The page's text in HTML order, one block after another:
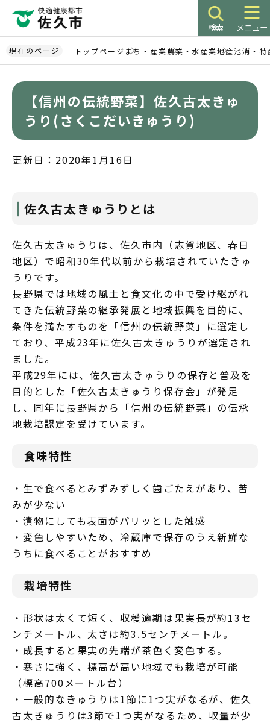
ペ
ー
ジ
検索 メニュー
現在のページ トップページ まち・産業農業・水産業地産池消・特
【信州の伝統野菜】佐久古太きゅ
うり(さくこだいきゅうり)
更新日：2020年1月16日
佐久古太きゅうりとは
佐久古太きゅうりは、佐久市内（志賀地区、春日
地区）で昭和30年代以前から栽培されていたきゅ
うりです。
長野県では地域の風土と食文化の中で受け継がれ
てきた伝統野菜の継承発展と地域振興を目的に、
条件を満たすものを「信州の伝統野菜」に選定し
ており、平成23年に佐久古太きゅうりが選定され
ました。
平成29年には、佐久古太きゅうりの保存と普及を
目的とした「佐久古太きゅうり保存会」が発足
し、同年に長野県から「信州の伝統野菜」の伝承
地栽培認定を受けています。
食味特性
・生で食べるとみずみずしく歯ごたえがあり、苦
みが少ない
・漬物にしても表面がパリッとした触感
・変色しやすいため、冷蔵庫で保存のうえ新鮮な
うちに食べることがおすすめ
栽培特性
・形状は太くて短く、収穫適期は果実長が約13セ
ンチメートル、太さは約3.5センチメートル。
・成長すると果実の先端が茶色く変色する。
・寒さに強く、標高が高い地域でも栽培が可能
（標高700メートル台）
・一般的なきゅうりは1節に1つ実がなるが、佐久
古太きゅうりは3節で1つ実がなるため、収量が少